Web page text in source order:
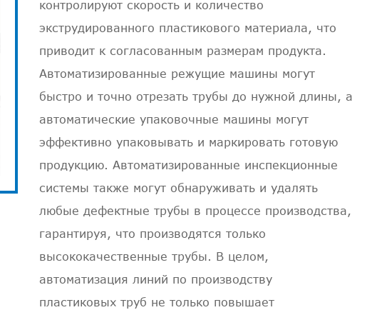
контролируют скорость и количество
экструдированного пластикового материала, что
приводит к согласованным размерам продукта.
Автоматизированные режущие машины могут
быстро и точно отрезать трубы до нужной длины, а
автоматические упаковочные машины могут
эффективно упаковывать и маркировать готовую
продукцию. Автоматизированные инспекционные
системы также могут обнаруживать и удалять
любые дефектные трубы в процессе производства,
гарантируя, что производятся только
высококачественные трубы. В целом,
автоматизация линий по производству
пластиковых труб не только повышает